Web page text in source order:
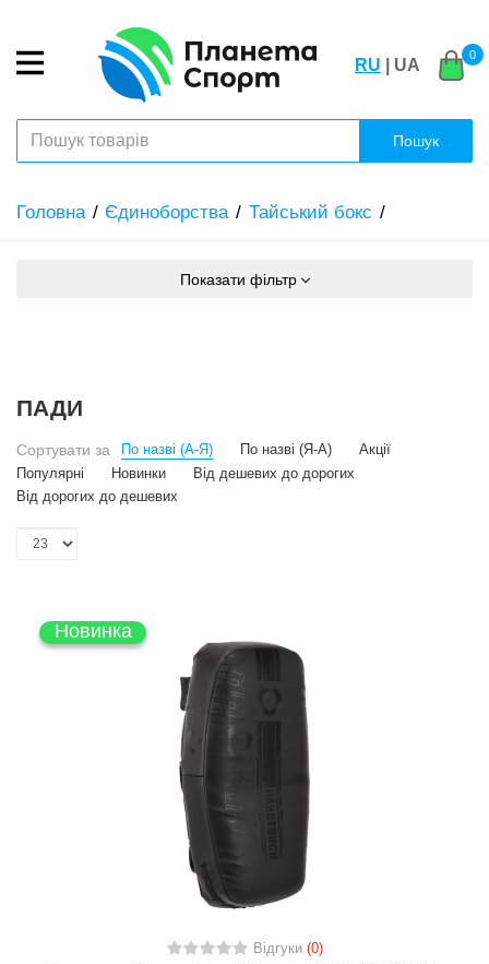
RU | UA
0
Пошук
Головна Єдиноборства Тайський бокс
Показати фільтр
ПАДИ
Сортувати за По назві (А-Я) По назві (Я-А)
Акції
Популярні
Новинки
Від дешевих до дорогих
Від дорогих до дешевих
Новинка
Відгуки (0)